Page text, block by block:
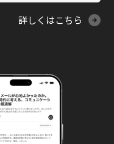
詳しくはこちら